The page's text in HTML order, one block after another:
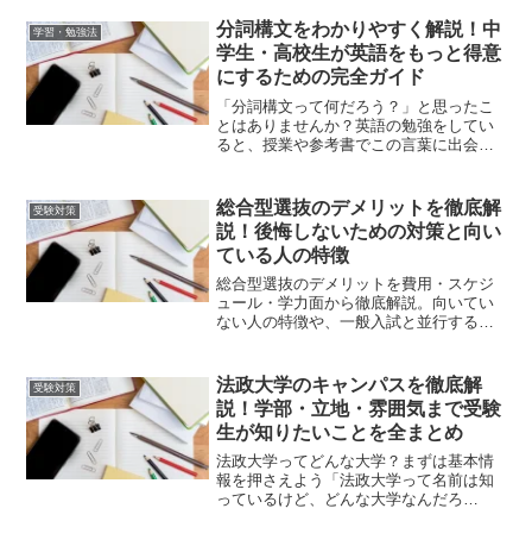
学習・勉強法
分詞構文をわかりやすく解説！中
学生・高校生が英語をもっと得意
にするための完全ガイド
「分詞構文って何だろう？」と思ったこ
とはありませんか？英語の勉強をしてい
ると、授業や参考書でこの言葉に出会う
にしてしまう人も多いのではないでしょ
うか。実は、分詞構文はコ...
受験対策
総合型選抜のデメリットを徹底解
説！後悔しないための対策と向い
ている人の特徴
総合型選抜のデメリットを費用・スケジ
ュール・学力面から徹底解説。向いてい
ない人の特徴や、一般入試と並行するた
受験対策
法政大学のキャンパスを徹底解
説！学部・立地・雰囲気まで受験
生が知りたいことを全まとめ
法政大学ってどんな大学？まずは基本情
報を押さえよう「法政大学って名前は知
っているけど、どんな大学なんだろ